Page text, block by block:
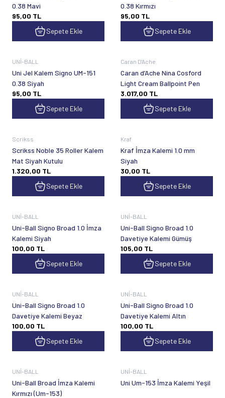
0.38 Mavi
95,00 TL
Sepete Ekle
0.38 Kırmızı
95,00 TL
Sepete Ekle
UNİ-BALL
Uni Jel Kalem Signo UM-151
0.38 Siyah
95,00 TL
Sepete Ekle
Caran D'Ache
Caran d’Ache Nina Cosford
Light Cream Ballpoint Pen
3.017,00 TL
Sepete Ekle
Scrikss
Scrikss Noble 35 Roller Kalem
Mat Siyah Kutulu
1.320,00 TL
Sepete Ekle
Kraf
Kraf İmza Kalemi 1.0 mm
Siyah
30,00 TL
Sepete Ekle
UNİ-BALL
Uni-Ball Signo Broad 1.0 İmza
Kalemi Siyah
100,00 TL
Sepete Ekle
UNİ-BALL
Uni-Ball Signo Broad 1.0
Davetiye Kalemi Gümüş
105,00 TL
Sepete Ekle
UNİ-BALL
Uni-Ball Signo Broad 1.0
Davetiye Kalemi Beyaz
100,00 TL
Sepete Ekle
UNİ-BALL
Uni-Ball Signo Broad 1.0
Davetiye Kalemi Altın
100,00 TL
Sepete Ekle
UNİ-BALL
Uni-Ball Broad İmza Kalemi
Kırmızı (Um-153)
UNİ-BALL
Uni Um-153 İmza Kalemi Yeşil